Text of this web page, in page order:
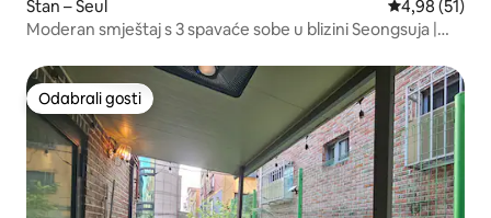
Stan – Seul Prosječna
4,98 (51)
Moderan smještaj s 3 spavaće sobe u blizini Seongsuja |
Odabrali gosti
Odabrali gosti